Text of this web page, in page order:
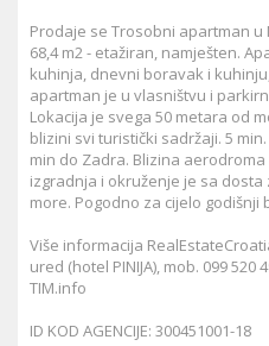
Prodaje se Trosobni apartman u
68,4 m2 - etažiran, namješten.
kuhinja, dnevni boravak i
apartman je u vlasništvu i
Lokacija je svega 50 metara od
blizini svi turistički sadržaji. 5
min do Zadra. Blizina
izgradnja i okruženje je sa
more. Pogodno za cijelo
Više informacija
ured (hotel PINIJA), mob. 099 520
TIM.info
ID KOD AGENCIJE: 300451001-18